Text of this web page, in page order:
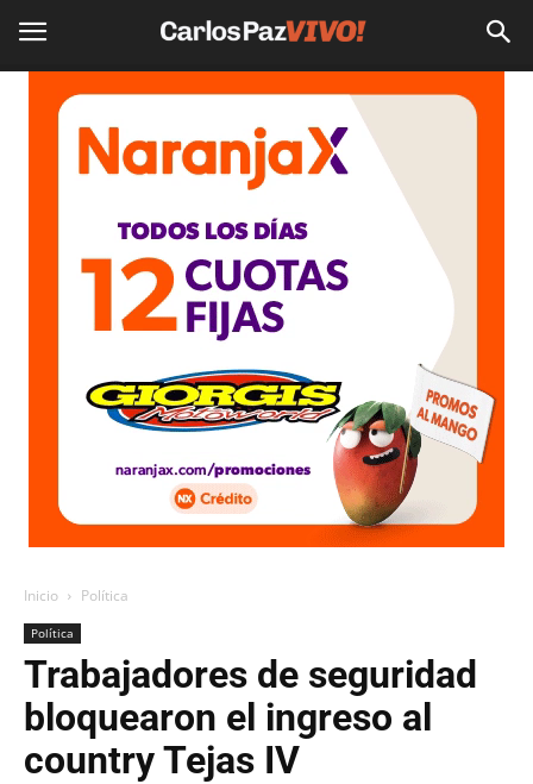
Inicio Política
Política
Trabajadores de seguridad
bloquearon el ingreso al
country Tejas IV